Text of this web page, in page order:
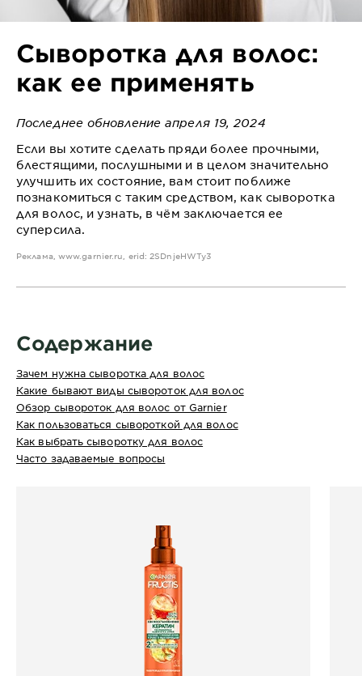
Сыворотка для волос:
как ее применять
Последнее обновление апреля 19, 2024
Если вы хотите сделать пряди более прочными,
блестящими, послушными и в целом значительно
улучшить их состояние, вам стоит поближе
познакомиться с таким средством, как сыворотка
для волос, и узнать, в чём заключается ее
суперсила.
Реклама, www.garnier.ru , erid: 2SDnjeHWTy3
Содержание
Зачем нужна сыворотка для волос
Какие бывают виды сывороток для волос
Обзор сывороток для волос от Garnier
Как пользоваться сывороткой для волос
Как выбрать сыворотку для волос
Часто задаваемые вопросы